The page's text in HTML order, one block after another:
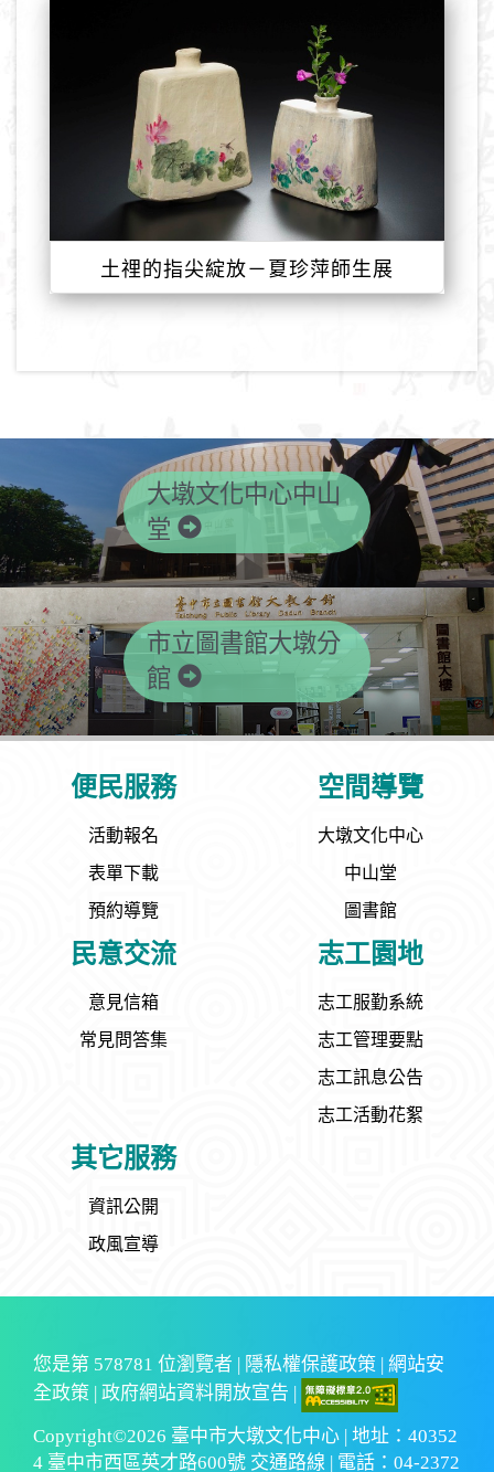
土𥚃的指尖綻放－夏珍萍師生展
大墩文化中心中山
堂
市立圖書館大墩分
館
便民服務
活動報名
表單下載
預約導覽
空間導覽
大墩文化中心
中山堂
圖書館
民意交流
意見信箱
常見問答集
志工園地
志工服勤系統
志工管理要點
志工訊息公告
志工活動花絮
其它服務
資訊公開
政風宣導
您是第 578781 位瀏覽者 | 隱私權保護政策 | 網站安
全政策
政府網站資料開放宣告
Copyright©2026 臺中市大墩文化中心 | 地址：40352
4 臺中市西區英才路600號 交通路線 | 電話：04-2372